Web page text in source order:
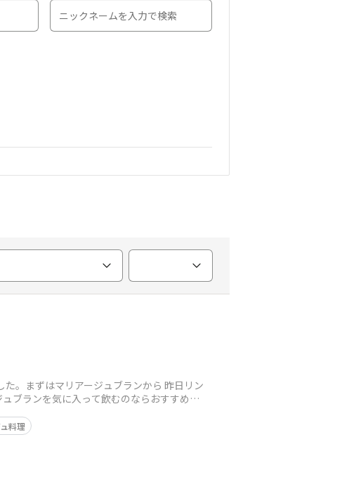
。まずはマリアージュブランから 昨日リン
ブランを気に入って飲むのならおすすめ料
料理